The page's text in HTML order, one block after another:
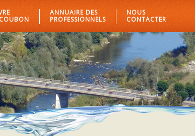
ANNUAIRE DES
PROFESSIONNELS
NOUS
CONTACTER